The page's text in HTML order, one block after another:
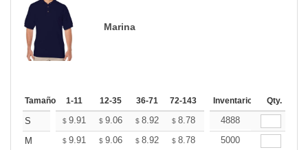
Marina
Tamaño 1-11 12-35 36-71 72-143 144-287 288 +
Inventario Qty.
S $ 9.91 $ 9.06 $ 8.92 $ 8.78 8.64
4888
M
$ 9.91 $ 9.06 $ 8.92 $ 8.78 8.64
5000